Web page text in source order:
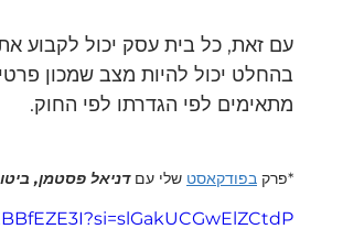
עם זאת, כל בית עסק יכול לקבוע
בהחלט יכול להיות מצב שמכון
מתאימים לפי הגדרתו לפי החוק.
*פרק בפודקאסט שלי עם דניאל פסטמן,